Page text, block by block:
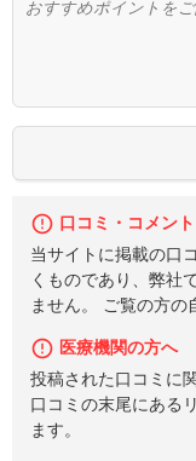
口コミ・コメン
当サイトに掲載の口
くものであり、弊社
ません。 ご覧の方の
医療機関の方へ
投稿された口コミに
口コミの末尾にある
ます。